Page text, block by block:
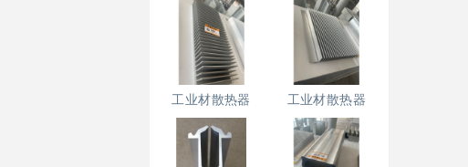
工业材散热器 工业材散热器